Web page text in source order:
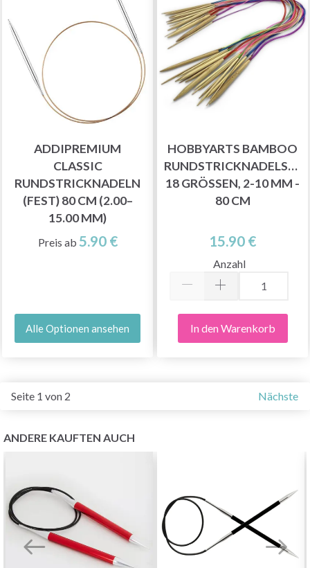
ADDIPREMIUM
CLASSIC
RUNDSTRICKNADELN
(FEST) 80 CM (2.00–
15.00 MM)
Preis ab 5.90 €
Alle Optionen ansehen
HOBBYARTS BAMBOO
RUNDSTRICKNADELSET,
18 GRÖSSEN, 2-10 MM - 8
0 CM
15.90 €
Anzahl
In den Warenkorb
Seite 1 von 2 Nächste
ANDERE KAUFTEN AUCH